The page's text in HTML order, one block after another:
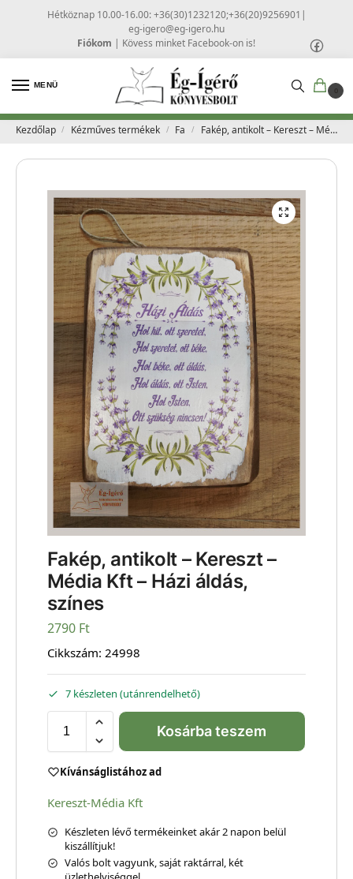
Hétköznap 10.00-16.00: +36(30)1232120;+36(20)9256901 |
eg-igero@eg-igero.hu
Fiókom | Kövess minket Facebook-on is!
MENÜ
0
Kezdőlap / Kézműves termékek / Fa / Fakép, antikolt – Kereszt – Média Kft – Házi áldás, színes
Fakép, antikolt – Kereszt –
Média Kft – Házi áldás,
színes
2790 Ft
Cikkszám: 24998
7 készleten (utánrendelhető)
Kosárba teszem
Kívánságlistához ad
Kereszt-Média Kft
Készleten lévő termékeinket akár 2 napon belül
kiszállítjuk!
Valós bolt vagyunk, saját raktárral, két